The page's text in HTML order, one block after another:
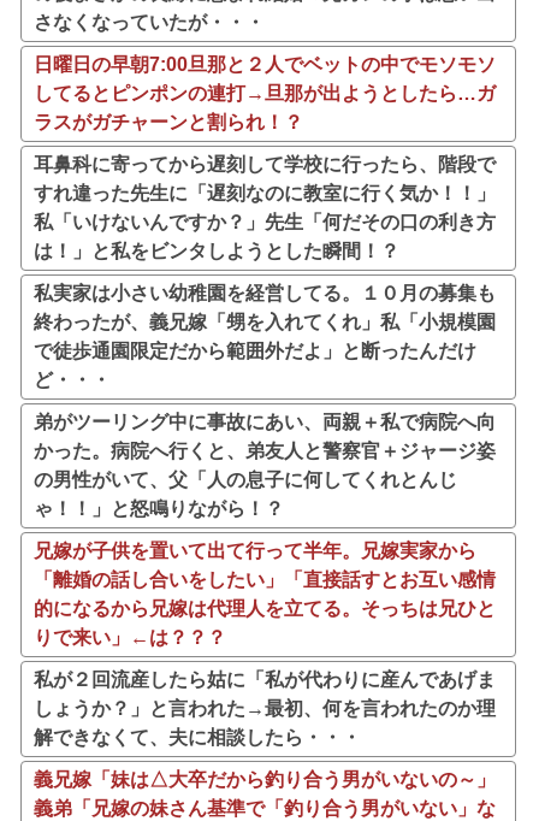
さなくなっていたが・・・
日曜日の早朝7:00旦那と２人でベットの中でモソモソ
してるとピンポンの連打→旦那が出ようとしたら…ガ
ラスがガチャーンと割られ！？
耳鼻科に寄ってから遅刻して学校に行ったら、階段で
すれ違った先生に「遅刻なのに教室に行く気か！！」
私「いけないんですか？」先生「何だその口の利き方
は！」と私をビンタしようとした瞬間！？
私実家は小さい幼稚園を経営してる。１０月の募集も
終わったが、義兄嫁「甥を入れてくれ」私「小規模園
で徒歩通園限定だから範囲外だよ」と断ったんだけ
ど・・・
弟がツーリング中に事故にあい、両親＋私で病院へ向
かった。病院へ行くと、弟友人と警察官＋ジャージ姿
の男性がいて、父「人の息子に何してくれとんじ
ゃ！！」と怒鳴りながら！？
兄嫁が子供を置いて出て行って半年。兄嫁実家から
「離婚の話し合いをしたい」「直接話すとお互い感情
的になるから兄嫁は代理人を立てる。そっちは兄ひと
りで来い」←は？？？
私が２回流産したら姑に「私が代わりに産んであげま
しょうか？」と言われた→最初、何を言われたのか理
解できなくて、夫に相談したら・・・
義兄嫁「妹は△大卒だから釣り合う男がいないの～」
義弟「兄嫁の妹さん基準で「釣り合う男がいない」な